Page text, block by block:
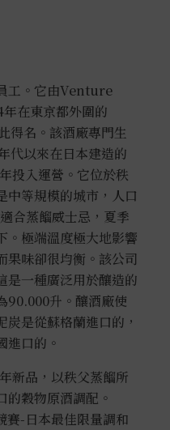
工。它由Venture
在東京都外圍的
得名。該酒廠專門生
代以來在日本建造的
投入運營。它位於秩
中等規模的城市，人口
合蒸餾威士忌，夏季
。極端溫度極大地影響
果味卻很均衡。該公司
是一種廣泛用於釀造的
90.000升。釀酒廠使
是從蘇格蘭進口的，
進口的。
新品，以秩父蒸餾所
的穀物原酒調配。
賽-日本最佳限量調和